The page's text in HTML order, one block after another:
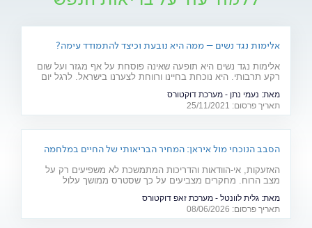
אלימות נגד נשים – ממה היא נובעת וכיצד להתמודד עימה?
אלימות נגד נשים היא תופעה שאינה פוסחת על אף מגזר ועל שום
רקע תרבותי. היא נוכחת בחיינו ורווחת לצערנו בישראל. לרגל יום
מרצה באוניברסיטת בר אילן ומחבר הספר "גברים מדברים
אלימות", מסביר את הגורמים לה
מאת: נעמי נתן - מערכת דוקטורס
תאריך פרסום: 25/11/2021
הסבב הנוכחי מול איראן: המחיר הבריאותי של החיים במלחמה
האזעקות, אי-הוודאות והדריכות המתמשכת לא משפיעים רק על
מצב הרוח. מחקרים מצביעים על כך שסטרס ממושך עלול
מהלב ועד העור, אילו תופעות בריאותיות עלולות להתגבר בתקופות
של מתיחות ביטחונית ומה ניתן לעשות כדי לשמור על הבריאות
שלנו?
מאת: גלית לוונטל - מערכת זאפ דוקטורס
תאריך פרסום: 08/06/2026